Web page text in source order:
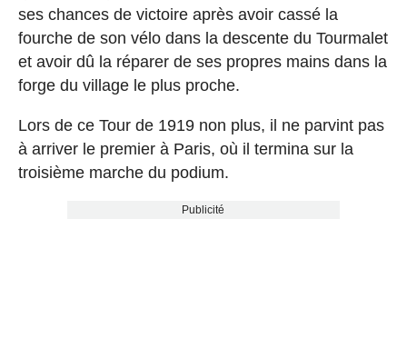
ses chances de victoire après avoir cassé la
fourche de son vélo dans la descente du Tourmalet
et avoir dû la réparer de ses propres mains dans la
forge du village le plus proche.
Lors de ce Tour de 1919 non plus, il ne parvint pas
à arriver le premier à Paris, où il termina sur la
troisième marche du podium.
Publicité